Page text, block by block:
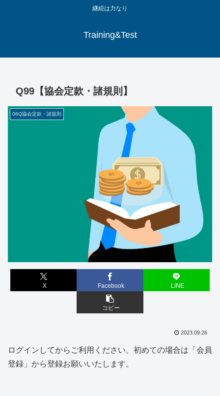
継続は力なり
Training&Test
Q99【協会定款・諸規則】
06Q協会定款・諸規則
X Facebook LINE
コピー
2023.09.26
ログインしてからご利用ください。初めての場合は「会員
登録」から登録お願いいたします。